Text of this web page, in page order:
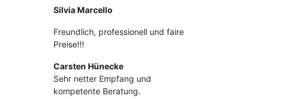
Silvia Marcello
Freundlich, professionell und faire
Preise!!!
Carsten Hünecke
Sehr netter Empfang und
kompetente Beratung.